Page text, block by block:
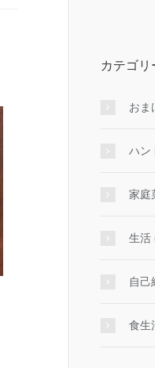
カテゴリ
おま
ハン
家庭
生活
自己
食生